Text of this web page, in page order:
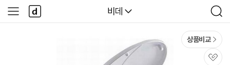
다나와
비데
검
색
사
이
다
나
와
상품비교